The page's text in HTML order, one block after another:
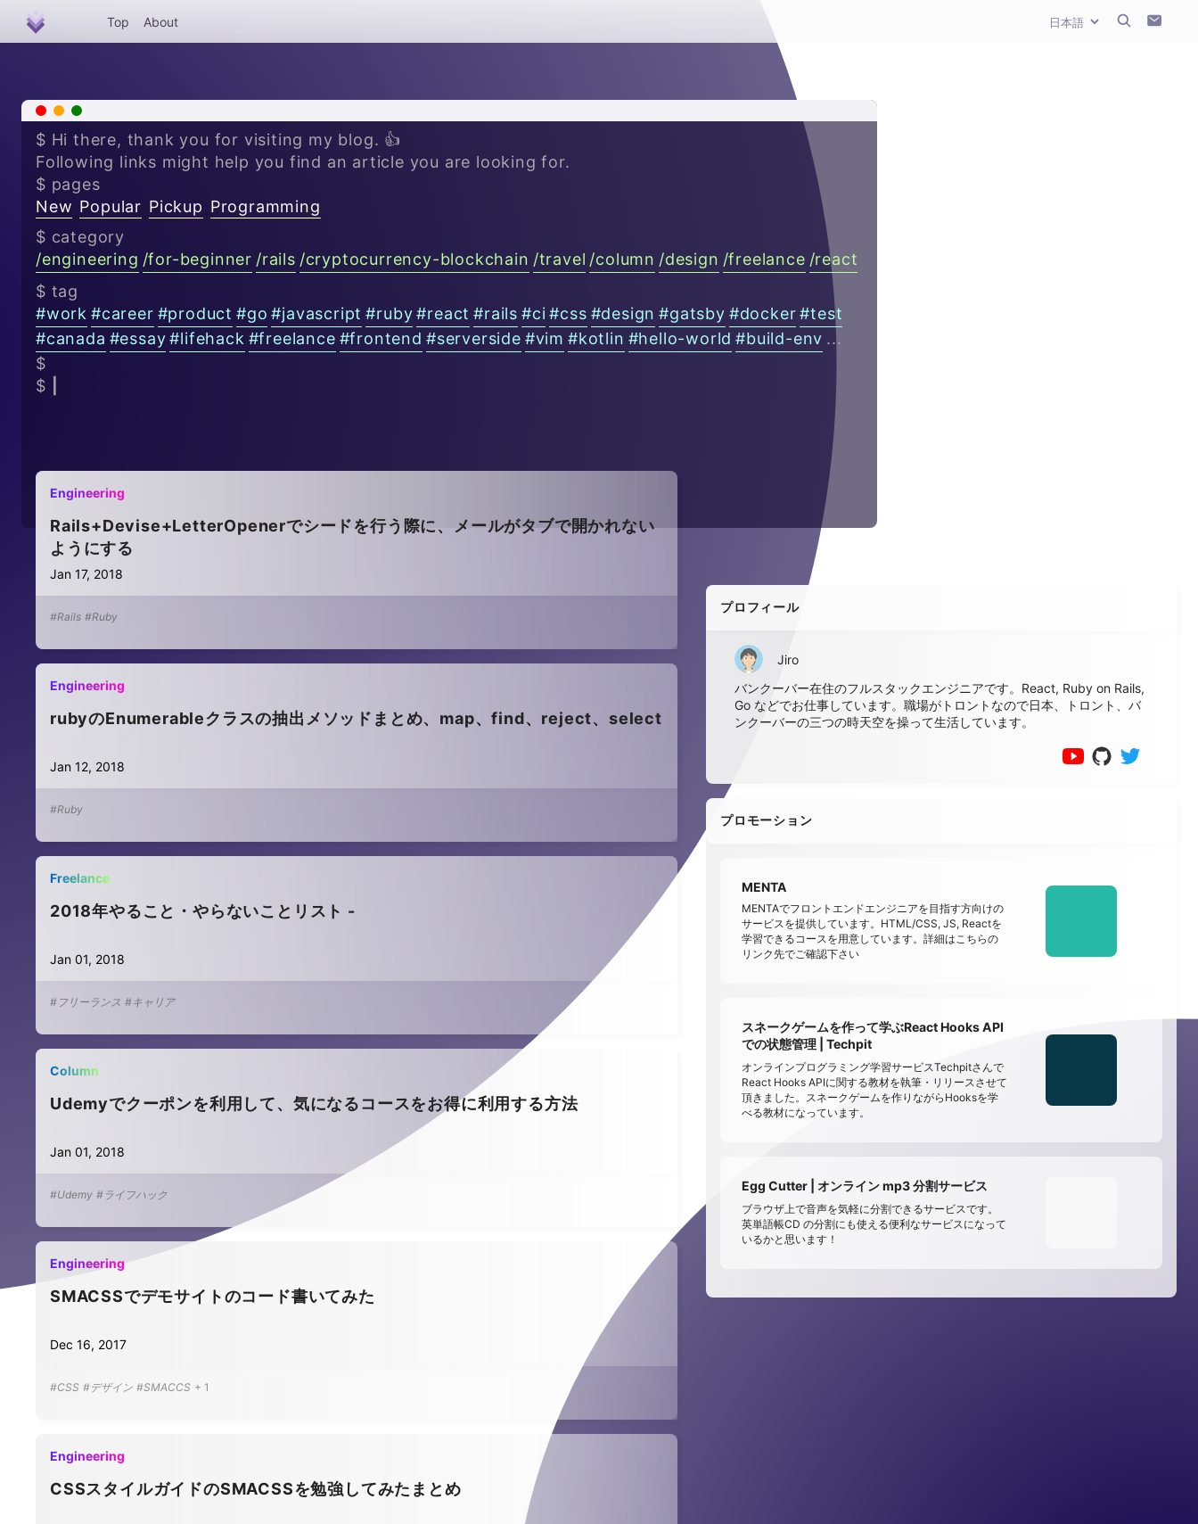
Top About
x +
$ Hi there, thank you for visiting my blog. 👍
Following links might help you find an article you are looking for.
$ pages
New Popular Pickup Programming
$ category
/engineering /for-beginner /rails /cryptocurrency-blockchain /travel /column /design /freelance /react
$ tag
#work #career #product #go #javascript #ruby #react #rails #ci #css #design #gatsby #docker #test
#canada #essay #lifehack #freelance #frontend #serverside #vim #kotlin #hello-world #build-env ...
$
$
Engineering
Rails+Devise+LetterOpenerでシードを行う際に、メールがタブで開かれない
ようにする
Jan 17, 2018
#Rails #Ruby
Engineering
rubyのEnumerableクラスの抽出メソッドまとめ、map、find、reject、select
Jan 12, 2018
#Ruby
Freelance
2018年やること・やらないことリスト -
Jan 01, 2018
#フリーランス #キャリア
Column
Udemyでクーポンを利用して、気になるコースをお得に利用する方法
Jan 01, 2018
#Udemy #ライフハック
Engineering
SMACSSでデモサイトのコード書いてみた
Dec 16, 2017
#CSS #デザイン #SMACCS + 1
Engineering
CSSスタイルガイドのSMACSSを勉強してみたまとめ
プロフィール
Jiro
バンクーバー在住のフルスタックエンジニアです。React, Ruby on Rails,
Go などでお仕事しています。職場がトロントなので日本、トロント、バ
ンクーバーの三つの時天空を操って生活しています。
プロモーション
MENTA
MENTAでフロントエンドエンジニアを目指す方向けの
サービスを提供しています。HTML/CSS, JS, Reactを
学習できるコースを用意しています。詳細はこちらの
リンク先でご確認下さい
スネークゲームを作って学ぶReact Hooks API
での状態管理 | Techpit
オンラインプログラミング学習サービスTechpitさんで
React Hooks APIに関する教材を執筆・リリースさせて
頂きました。スネークゲームを作りながらHooksを学
べる教材になっています。
Egg Cutter | オンライン mp3 分割サービス
ブラウザ上で音声を気軽に分割できるサービスです。
英単語帳CD の分割にも使える便利なサービスになって
いるかと思います！